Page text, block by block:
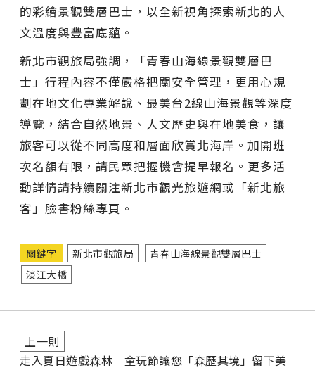
的彩繪景觀雙層巴士，以全新視角探索新北的人
文溫度與豐富底蘊。
新北市觀旅局強調，「青春山海線景觀雙層巴
士」行程內容不僅嚴格把關安全管理，更用心規
劃在地文化專業解說、最美台2線山海景觀等深度
導覽，結合自然地景、人文歷史與在地美食，讓
旅客可以從不同高度和層面欣賞北海岸。加開班
次名額有限，請民眾把握機會提早報名。更多活
動詳情請持續關注新北市觀光旅遊網或「新北旅
客」臉書粉絲專頁。
關鍵字 新北市觀旅局
青春山海線景觀雙層巴士
淡江大橋
上一則
走入夏日遊戲森林 童玩節讓您「森歷其境」留下美